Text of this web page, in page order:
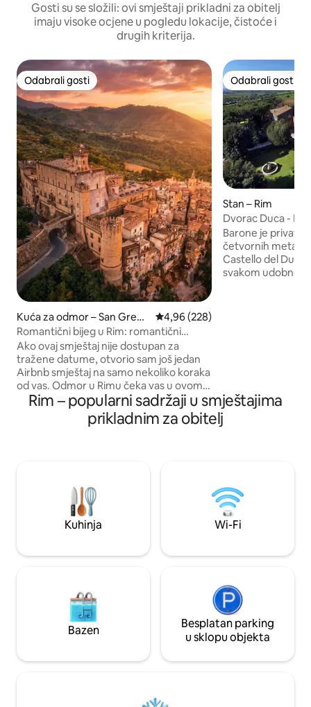
Gosti su se složili: ovi smještaji prikladni za obitelj
imaju visoke ocjene u pogledu lokacije, čistoće i
drugih kriterija.
Odabrali gosti
Odabrali gosti
Kuća za odmor – San Grego
rio da Sassola
Prosječna ocjena: 4,96/5,
4,96 (228)
Romantični bijeg u Rim: romantični
smještaj s 2 spavaće sobe u zidinama
dvorca
Ako ovaj smještaj nije dostupan za
tražene datume, otvorio sam još jedan
Airbnb smještaj na samo nekoliko koraka
od vas. Odmor u Rimu čeka vas u ovom
šarmantnom dvokrevetnom smještaju
smještenom u dvorcu Borgo, savršenom
za romantični odmor. Samo 30 minuta
srednjovjekovnom seoskom dvorcu
udaljenom samo 10 minuta od Tivolija i 35
minuta automobilom od Rima. Samo 45
minuta do najbližih skijališta. Privatni
Odabrali gosti
Odabrali gosti
Stan – Rim
Dvorac Duca -
Barone je privatni
četvornih metara
Castello del
svakom
perilicom rublja,
posuđem i
Rim – popularni sadržaji u smještajima
prikladnim za obitelj
Kuhinja Wi-Fi
Bazen
Besplatan parking
u sklopu objekta